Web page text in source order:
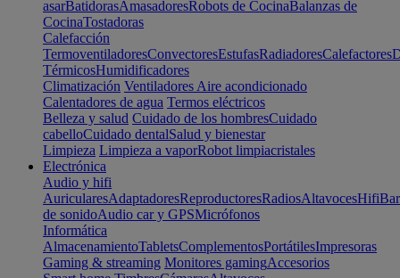
asarBatidorasAmasadoresRobots de CocinaBalanzas de
CocinaTostadoras
Calefacción
TermoventiladoresConvectoresEstufasRadiadoresCalefactores
TérmicosHumidificadores
Climatización Ventiladores Aire acondicionado
Calentadores de agua Termos eléctricos
Belleza y salud Cuidado de los hombresCuidado
cabelloCuidado dentalSalud y bienestar
Limpieza Limpieza a vaporRobot limpiacristales
Electrónica
Audio y hifi
AuricularesAdaptadoresReproductoresRadiosAltavocesHifi
de sonidoAudio car y GPSMicrófonos
Informática
AlmacenamientoTabletsComplementosPortátilesImpresoras
Gaming & streaming Monitores gamingAccesorios